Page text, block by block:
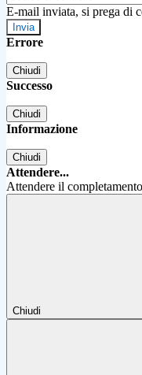
E-mail inviata, si prega di
Errore
Chiudi
Successo
Chiudi
Informazione
Chiudi
Attendere...
Attendere il
Chiudi